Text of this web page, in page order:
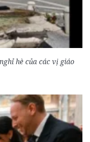
hè của các vị giáo